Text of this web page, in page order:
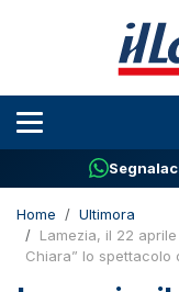
Home
Ultimora
Lamezia, il 22
Chiara” lo spettacolo